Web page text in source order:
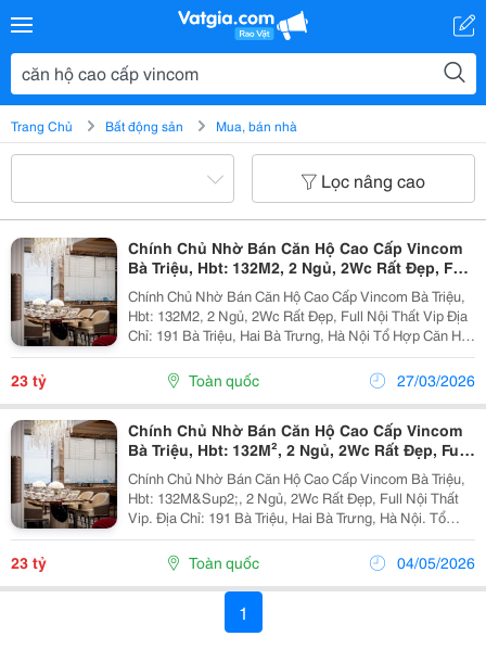
Trang Chủ Bất động sản Mua, bán nhà
Lọc nâng cao
Chính Chủ Nhờ Bán Căn Hộ Cao Cấp Vincom
Bà Triệu, Hbt: 132M2, 2 Ngủ, 2Wc Rất Đẹp, Full
Nội Thất Vip
Chính Chủ Nhờ Bán Căn Hộ Cao Cấp Vincom Bà Triệu,
Hbt: 132M2, 2 Ngủ, 2Wc Rất Đẹp, Full Nội Thất Vip Địa
Chỉ: 191 Bà Triệu, Hai Bà Trưng, Hà Nội Tổ Hợp Căn Hộ
Tttm Văn Phòng Đẳng Cấp Bậc Nhất Thủ Đô Thông Tin
23 tỷ Toàn quốc 27/03/2026
Chính Chủ Nhờ Bán Căn Hộ Cao Cấp Vincom
Bà Triệu, Hbt: 132M², 2 Ngủ, 2Wc Rất Đẹp, Full
Nội Thất Vip.
Chính Chủ Nhờ Bán Căn Hộ Cao Cấp Vincom Bà Triệu,
Hbt: 132M&Sup2;, 2 Ngủ, 2Wc Rất Đẹp, Full Nội Thất
Vip. Địa Chỉ: 191 Bà Triệu, Hai Bà Trưng, Hà Nội. Tổ
Hợp Căn Hộ Tttm Văn Phòng Đẳng Cấp Bậc Nhất Thủ
Đô. Thông Tin Căn Hộ: Diện Tích: 132M&Sup2;....
23 tỷ Toàn quốc 04/05/2026
1